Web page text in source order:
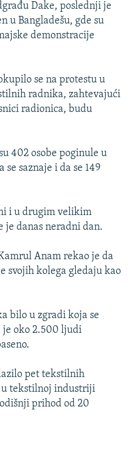
Dake, poslednji je
u Bangladešu, gde su
demonstracije
se na protestu u
radnika, zahtevajući
radionica, budu
402 osobe poginule u
saznaje i da se 149
i u drugim velikim
je danas neradni dan.
Anam rekao je da
svojih kolega gledaju kao
bilo u zgradi koja se
je oko 2.500 ljudi
pet tekstilnih
u tekstilnoj industriji
prihod od 20